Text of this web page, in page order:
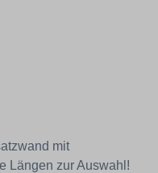
mit
Längen zur Auswahl!